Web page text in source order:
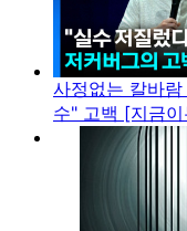
사정없는 칼바
수" 고백 [지금